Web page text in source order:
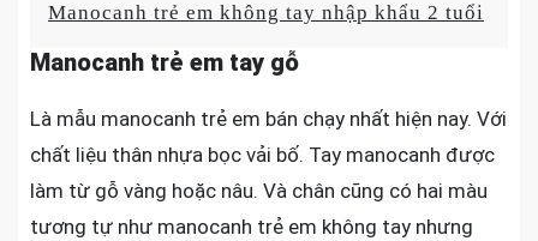
Manocanh trẻ em không tay nhập khẩu 2 tuổi
Manocanh trẻ em tay gỗ
Là mẫu manocanh trẻ em bán chạy nhất hiện nay. Với
chất liệu thân nhựa bọc vải bố. Tay manocanh được
làm từ gỗ vàng hoặc nâu. Và chân cũng có hai màu
tương tự như manocanh trẻ em không tay nhưng